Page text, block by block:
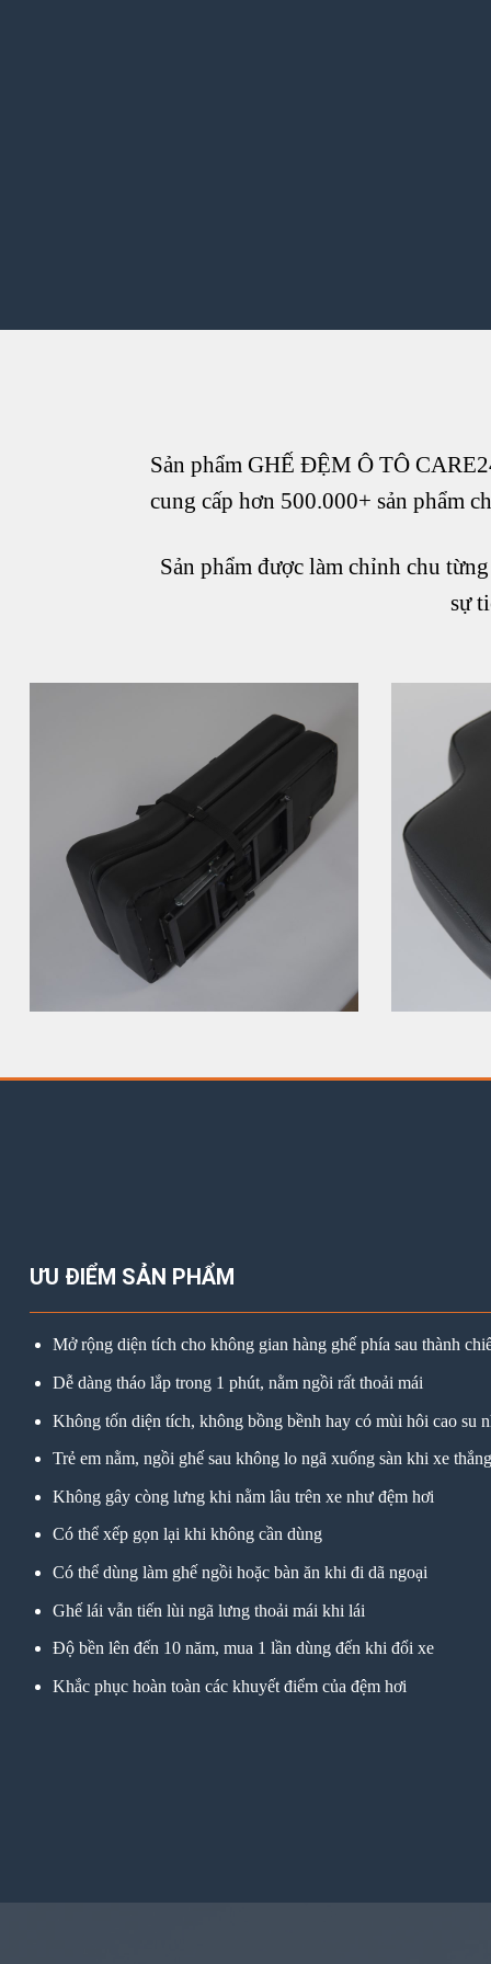
Sản phẩm GHẾ ĐỆM Ô TÔ
cung cấp hơn 500.000+ sản phẩm
Sản phẩm được làm chỉnh chu
sự
ƯU ĐIỂM SẢN PHẨM
Mở rộng diện tích cho không gian hàng ghế phía sau thành
Dễ dàng tháo lắp trong 1 phút, nằm ngồi rất thoải mái
Không tốn diện tích, không bồng bềnh hay có mùi hôi cao su
Trẻ em nằm, ngồi ghế sau không lo ngã xuống sàn khi xe
Không gây còng lưng khi nằm lâu trên xe như đệm hơi
Có thể xếp gọn lại khi không cần dùng
Có thể dùng làm ghế ngồi hoặc bàn ăn khi đi dã ngoại
Ghế lái vẫn tiến lùi ngã lưng thoải mái khi lái
Độ bền lên đến 10 năm, mua 1 lần dùng đến khi đổi xe
Khắc phục hoàn toàn các khuyết điểm của đệm hơi